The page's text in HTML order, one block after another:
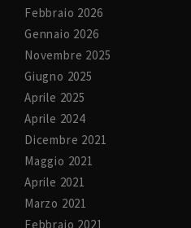
Febbraio 2026
Gennaio 2026
Novembre 2025
Giugno 2025
Aprile 2025
Aprile 2024
Dicembre 2021
Maggio 2021
Aprile 2021
Marzo 2021
Febbraio 2021